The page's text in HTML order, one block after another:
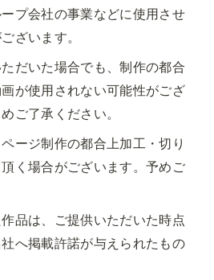
プ会社の事業などに使用させ
ざいます。
だいた場合でも、制作の都合
画が使用されない可能性がござ
ご了承ください。
ージ制作の都合上加工・切り
く場合がございます。予めご
品は、ご提供いただいた時点
へ掲載許諾が与えられたもの